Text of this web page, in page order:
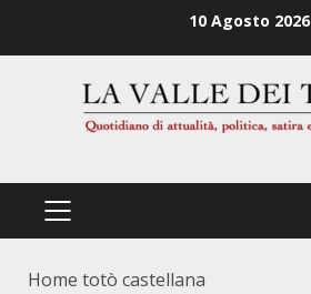
10 Agosto 2026
PRIMÄRES
Home totò castellana